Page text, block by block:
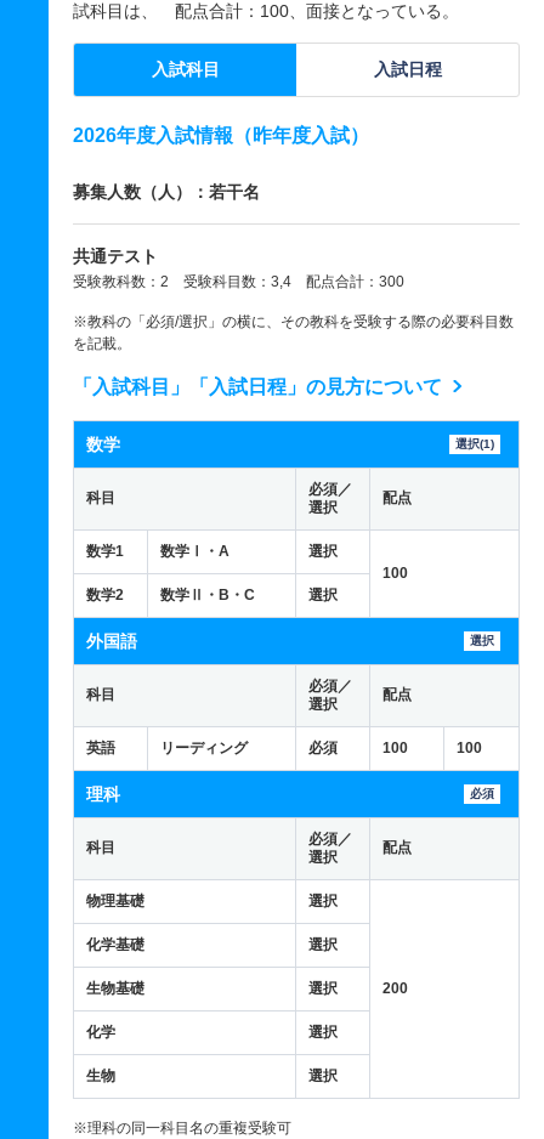
試科目は、 配点合計：100、面接となっている。
入試科目 入試日程
2026年度入試情報（昨年度入試）
募集人数（人）：若干名
共通テスト
受験教科数：2 受験科目数：3,4 配点合計：300
※教科の「必須/選択」の横に、その教科を受験する際の必要科目数
を記載。
「入試科目」「入試日程」の見方について
数学 選択(1)
科目
必須／
選択
配点
数学1 数学Ⅰ・A
選択
100
数学2
数学Ⅱ・B・C 選択
外国語 選択
科目
必須／
選択
配点
英語 リーディング 必須 100 100
理科 必須
科目
必須／
選択
配点
物理基礎 選択
200
化学基礎 選択
生物基礎 選択
化学 選択
生物 選択
※理科の同一科目名の重複受験可